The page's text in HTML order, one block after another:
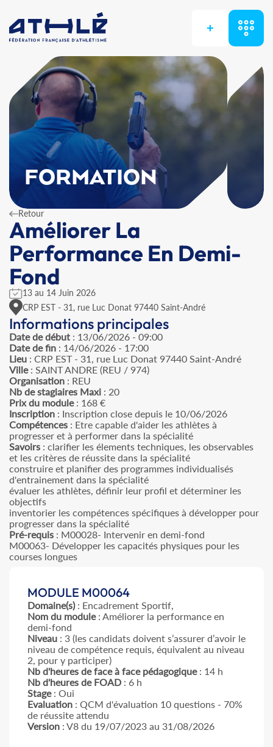
+
FORMATION
Retour
Améliorer La
Performance En Demi-
Fond
13 au 14 Juin 2026
CRP EST - 31, rue Luc Donat 97440 Saint-André
Informations principales
Date de début : 13/06/2026 - 09:00
Date de fin : 14/06/2026 - 17:00
Lieu : CRP EST - 31, rue Luc Donat 97440 Saint-André
Ville: SAINT ANDRE (REU / 974)
Organisation : REU
Nb de stagiaires Maxi : 20
Prix du module: 168 €
Inscription : Inscription close depuis le 10/06/2026
Compétences : Etre capable d'aider les athlètes à
progresser et à performer dans la spécialité
Savoirs : clarifier les élements techniques, les observables
et les critères de réussite dans la spécialité
construire et planifier des programmes individualisés
d'entrainement dans la spécialité
évaluer les athlètes, définir leur profil et déterminer les
objectifs
inventorier les compétences spécifiques à développer pour
progresser dans la spécialité
Pré-requis : M00028- Intervenir en demi-fond
M00063- Développer les capacités physiques pour les
courses longues
MODULE M00064
Domaine(s): Encadrement Sportif,
Nom du module: Améliorer la performance en
demi-fond
Niveau : 3 (les candidats doivent s’assurer d’avoir le
niveau de compétence requis, équivalent au niveau
2, pour y participer)
Nb d'heures de face à face pédagogique: 14 h
Nb d'heures de FOAD : 6 h
Stage: Oui
Evaluation : QCM d'évaluation 10 questions - 70%
de réussite attendu
Version : V8 du 19/07/2023 au 31/08/2026